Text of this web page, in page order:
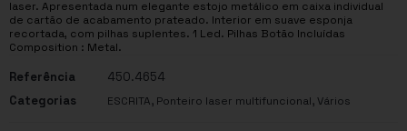
laser. Apresentada num elegante estojo metálico em caixa individual
de cartão de acabamento prateado. Interior em suave esponja
recortada, com pilhas suplentes. 1 Led. Pilhas Botão Incluídas
Composition : Metal.
Referência
450.4654
Categorias
ESCRITA, Ponteiro laser multifuncional,Vários